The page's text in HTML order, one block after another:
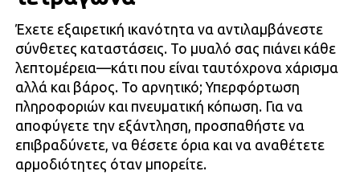
Έχετε εξαιρετική ικανότητα να αντιλαμβάνεστε
σύνθετες καταστάσεις. Το μυαλό σας πιάνει κάθε
λεπτομέρεια—κάτι που είναι ταυτόχρονα χάρισμα
αλλά και βάρος. Το αρνητικό; Υπερφόρτωση
πληροφοριών και πνευματική κόπωση. Για να
αποφύγετε την εξάντληση, προσπαθήστε να
επιβραδύνετε, να θέσετε όρια και να αναθέτετε
αρμοδιότητες όταν μπορείτε.